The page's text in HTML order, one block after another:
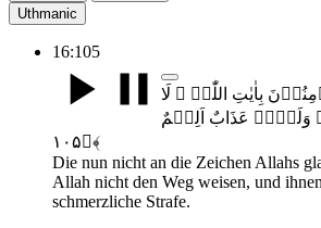
Uthmanic
16:105
بِاٰیٰتِ اللّٰہِ ۙ لَا
عَذَابٌ اَلِیۡمٌ
﴿۱۰۵﴾
Die nun nicht an die Zeichen Allahs
Allah nicht den Weg weisen, und
schmerzliche Strafe.